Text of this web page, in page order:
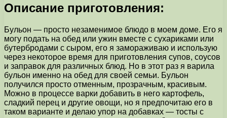
Описание приготовления:
Бульон — просто незаменимое блюдо в моем доме. Его я
могу подать на обед или ужин вместе с сухариками или
бутербродами с сыром, его я замораживаю и использую
через некоторое время для приготовления супов, соусов
и заправок для различных блюд. Но в этот раз я варила
бульон именно на обед для своей семьи. Бульон
получился просто отменным, прозрачным, красивым.
Можно в процессе варки добавить в него картофель,
сладкий перец и другие овощи, но я предпочитаю его в
таком варианте и делаю упор на добавках — тосты с